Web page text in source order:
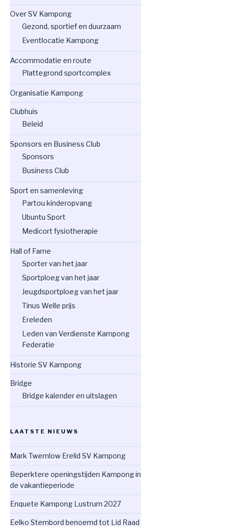
Over SV Kampong
Gezond, sportief en duurzaam
Eventlocatie Kampong
Accommodatie en route
Plattegrond sportcomplex
Organisatie Kampong
Clubhuis
Beleid
Sponsors en Business Club
Sponsors
Business Club
Sport en samenleving
Partou kinderopvang
Ubuntu Sport
Medicort fysiotherapie
Hall of Fame
Sporter van het jaar
Sportploeg van het jaar
Jeugdsportploeg van het jaar
Tinus Welle prijs
Ereleden
Leden van Verdienste Kampong
Federatie
Historie SV Kampong
Bridge
Bridge kalender en uitslagen
LAATSTE NIEUWS
Mark Twemlow Erelid SV Kampong
Beperktere openingstijden Kampong in
de vakantieperiode
Enquete Kampong Lustrum 2027
Eelko Stembord benoemd tot Lid Raad